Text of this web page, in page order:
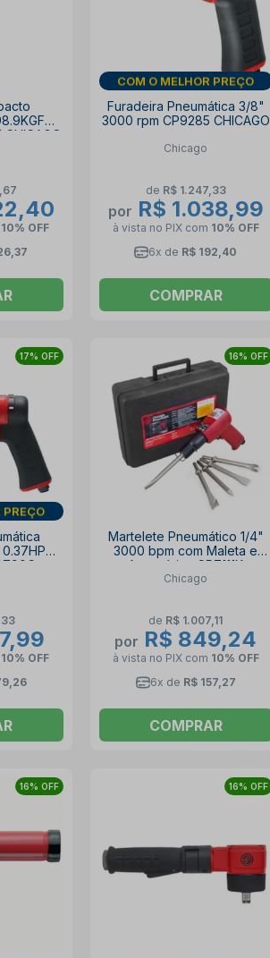
10% OFF
DIA DOS PAIS
Furadeira Pneumática 3/8"
3000 rpm CP9285 CHICAGO
Chicago
de R$ 1.247,33
por R$ 1.038,99
à vista no PIX com 10% OFF
6x de R$ 192,40
COMPRAR
17% OFF
10% OFF
16% OFF
Martelete Pneumático 1/4"
3000 bpm com Maleta e
Acessórios CP7111K
CHICAGO
Chicago
de R$ 1.007,11
por R$ 849,24
à vista no PIX com 10% OFF
6x de R$ 157,27
COMPRAR
16% OFF 16% OFF